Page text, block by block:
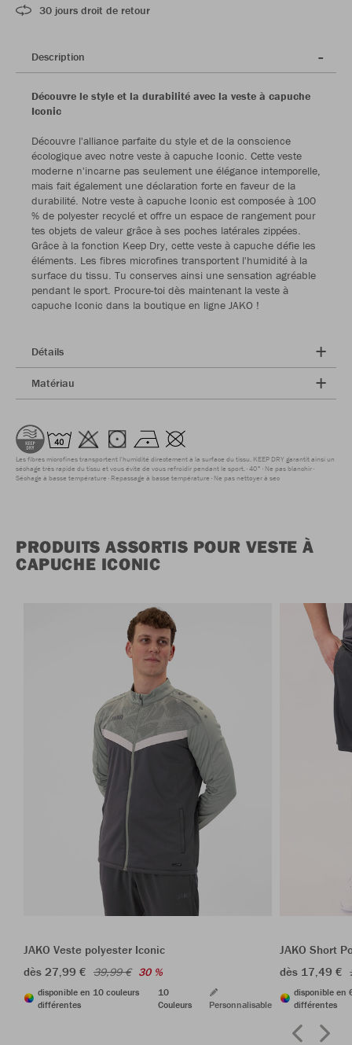
30 jours droit de retour
Description
Découvre le style et la durabilité avec la veste à capuche
Iconic
Découvre l'alliance parfaite du style et de la conscience
écologique avec notre veste à capuche Iconic. Cette veste
moderne n'incarne pas seulement une élégance intemporelle,
mais fait également une déclaration forte en faveur de la
durabilité. Notre veste à capuche Iconic est composée à 100
% de polyester recyclé et offre un espace de rangement pour
tes objets de valeur grâce à ses poches latérales zippées.
Grâce à la fonction Keep Dry, cette veste à capuche défie les
éléments. Les fibres microfines transportent l'humidité à la
surface du tissu. Tu conserves ainsi une sensation agréable
pendant le sport. Procure-toi dès maintenant la veste à
capuche Iconic dans la boutique en ligne JAKO !
Détails
Matériau
Les fibres microfines transportent l'humidité directement à la surface du tissu. KEEP DRY garantit ainsi un
séchage très rapide du tissu et vous évite de vous refroidir pendant le sport. 40° Ne pas blanchir
Séchage à basse température Repassage à basse température Ne pas nettoyer à sec
PRODUITS ASSORTIS POUR VESTE À
CAPUCHE ICONIC
JAKO Veste polyester Iconic
dès 27,99 € 39,99 € 30 %
disponible en 10 couleurs
différentes
10
Couleurs
Personnalisable
JAKO Short
dès 17,49 €
disponible en
différentes